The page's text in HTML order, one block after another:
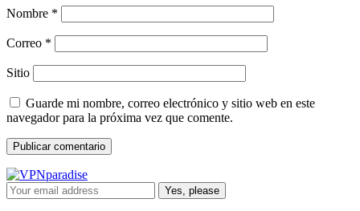
Nombre *
Correo *
Sitio
Guarde mi nombre, correo electrónico y sitio web en este
navegador para la próxima vez que comente.
Yes, please